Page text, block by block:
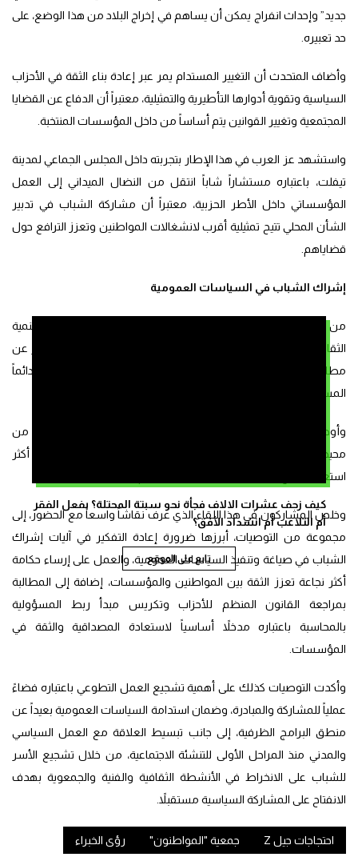
كيف زحف عشرات الالاف فجأة نحو سبتة المحتلة؟ بفعل الفقر
أم التلاعب أم انسداد الأفق؟
تابع على الموقع
جديد” وإحداث انفراج يمكن أن يساهم في إخراج البلاد من هذا الوضع، على
حد تعبيره.
وأضاف المتحدث أن التغيير المستدام يمر عبر إعادة بناء الثقة في الأحزاب
السياسية وتقوية أدوارها التأطيرية والتمثيلية، معتبراً أن الدفاع عن القضايا
المجتمعية وتغيير القوانين يتم أساساً من داخل المؤسسات المنتخبة.
واستشهد عز العرب في هذا الإطار بتجربته داخل المجلس الجماعي لمدينة
تيفلت، باعتباره مستشاراً شاباً انتقل من النضال الميداني إلى العمل
المؤسساتي داخل الأطر الحزبية، معتبراً أن مشاركة الشباب في تدبير
الشأن المحلي تتيح تمثيلية أقرب لانشغالات المواطنين وتعزز الترافع حول
قضاياهم.
إشراك الشباب في السياسات العمومية
من جهتها، رأت صوفيا أخميس، الخبيرة في الابتكار الاجتماعي والتنمية
الثقافية، أن ما يميز جيل “Z” عن الأجيال السابقة هو جرأته في التعبير عن
مطالب لا تخصه وحده، بل تعكس أيضاً انتظارات أجيال سابقة لم تجد دائماً
المساحات الكافية للتعبير عنها.
وأوضحت أخميس أن هذا الجيل عاش عن قرب معاناة أسر وأفراد من
محيطه الاجتماعي في الولوج إلى عدد من الحقوق والخدمات، ما جعله أكثر
استعداداً لرفع هذه المطالب إلى الفضاء العام.
وخلص المشاركون في هذا اللقاء الذي عرف نقاشاً واسعاً مع الحضور، إلى
مجموعة من التوصيات، أبرزها ضرورة إعادة التفكير في آليات إشراك
الشباب في صياغة وتنفيذ السياسات العمومية، والعمل على إرساء حكامة
أكثر نجاعة تعزز الثقة بين المواطنين والمؤسسات، إضافة إلى المطالبة
بمراجعة القانون المنظم للأحزاب وتكريس مبدأ ربط المسؤولية
بالمحاسبة باعتباره مدخلاً أساسياً لاستعادة المصداقية والثقة في
المؤسسات.
وأكدت التوصيات كذلك على أهمية تشجيع العمل التطوعي باعتباره فضاءً
عملياً للمشاركة والمبادرة، وضمان استدامة السياسات العمومية بعيداً عن
منطق البرامج الظرفية، إلى جانب تبسيط العلاقة مع العمل السياسي
والمدني منذ المراحل الأولى للتنشئة الاجتماعية، من خلال تشجيع الأسر
للشباب على الانخراط في الأنشطة الثقافية والفنية والجمعوية بهدف
الانفتاح على المشاركة السياسية مستقبلاً.
احتجاجات جيل Z جمعية "المواطنون" رؤى الخبراء